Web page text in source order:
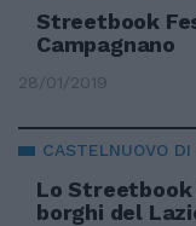
Streetbook
Campagnano
28/01/2019
CASTELNUOVO DI
Lo
borghi del